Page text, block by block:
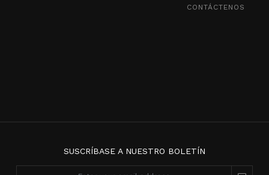
CONTÁCTENOS
SUSCRÍBASE A NUESTRO BOLETÍN